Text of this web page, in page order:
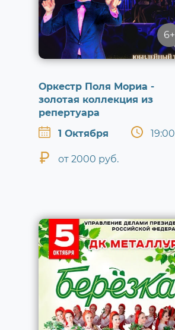
6+
Оркестр Поля Мориа -
золотая коллекция из
репертуара
1 Октября
19:00
от 2000 руб.